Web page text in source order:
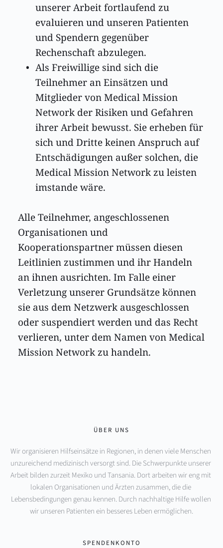
unserer Arbeit fortlaufend zu
evaluieren und unseren Patienten
und Spendern gegenüber
Rechenschaft abzulegen.
Als Freiwillige sind sich die
Teilnehmer an Einsätzen und
Mitglieder von Medical Mission
Network der Risiken und Gefahren
ihrer Arbeit bewusst. Sie erheben für
sich und Dritte keinen Anspruch auf
Entschädigungen außer solchen, die
Medical Mission Network zu leisten
imstande wäre.
Alle Teilnehmer, angeschlossenen
Organisationen und
Kooperationspartner müssen diesen
Leitlinien zustimmen und ihr Handeln
an ihnen ausrichten. Im Falle einer
Verletzung unserer Grundsätze können
sie aus dem Netzwerk ausgeschlossen
oder suspendiert werden und das Recht
verlieren, unter dem Namen von Medical
Mission Network zu handeln.
ÜBER UNS
Wir organisieren Hilfseinsätze in Regionen, in denen viele Menschen
unzureichend medizinisch versorgt sind. Die Schwerpunkte unserer
Arbeit bilden zurzeit Mexiko und Tansania. Dort arbeiten wir eng mit
lokalen Organisationen und Ärzten zusammen, die die
Lebensbedingungen genau kennen. Durch nachhaltige Hilfe wollen
wir unseren Patienten ein besseres Leben ermöglichen.
SPENDENKONTO